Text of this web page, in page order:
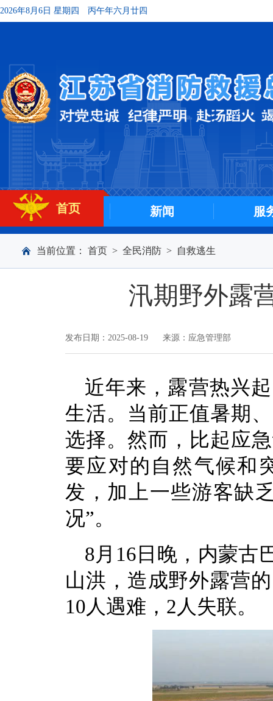
2026年8月6日 星期四 丙午年六月廿四
首页 新闻 服
当前位置： 首页 > 全民消防 > 自救逃生
汛期野外露
发布日期：2025-08-19 来源：应急管理部
近年来，露营热兴
生活。当前正值暑期
选择。然而，比起应
要应对的自然气候和
发，加上一些游客缺
况”。
8月16日晚，内蒙古
山洪，造成野外露营
10人遇难，2人失联。